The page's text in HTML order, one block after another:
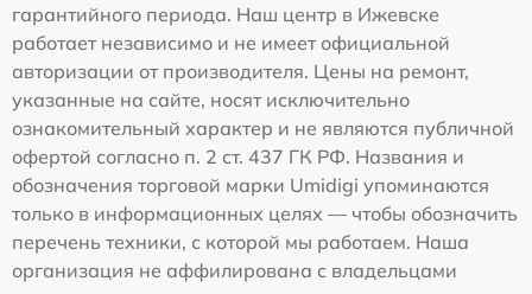
гарантийного периода. Наш центр в Ижевске
работает независимо и не имеет официальной
авторизации от производителя. Цены на ремонт,
указанные на сайте, носят исключительно
ознакомительный характер и не являются публичной
офертой согласно п. 2 ст. 437 ГК РФ. Названия и
обозначения торговой марки Umidigi упоминаются
только в информационных целях — чтобы обозначить
перечень техники, с которой мы работаем. Наша
организация не аффилирована с владельцами